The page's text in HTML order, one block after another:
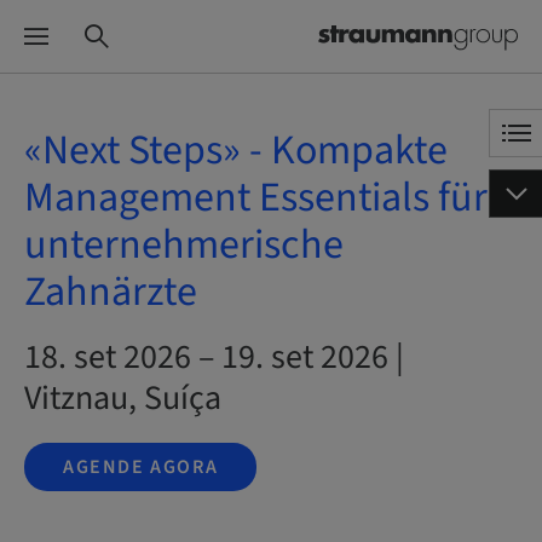
«Next Steps» - Kompakte
Management Essentials für
unternehmerische
Zahnärzte
18. set 2026 – 19. set 2026 |
Vitznau, Suíça
AGENDE AGORA